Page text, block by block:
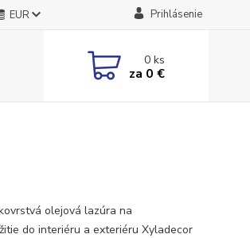
EUR Prihlásenie
0ks
za 0 €
olejová lazúra na
do interiéru a exteriéru Xyladecor